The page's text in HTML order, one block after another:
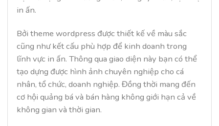
in ấn.
Bởi theme wordpress được thiết kế về màu sắc
cũng như kết cấu phù hợp để kinh doanh trong
lĩnh vực in ấn. Thông qua giao diện này bạn có thể
tạo dựng được hình ảnh chuyên nghiệp cho cá
nhân, tổ chức, doanh nghiệp. Đồng thời mang đến
cơ hội quảng bá và bán hàng không giới hạn cả về
không gian và thời gian.